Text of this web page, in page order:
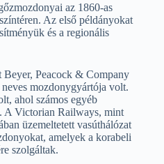
az 1860-as
Az első példányokat
és a regionális
Peacock & Company
mozdonygyártója volt.
ahol számos egyéb
A Victorian Railways, mint
üzemeltetett vasúthálózat
amelyek a korabeli
szolgáltak.